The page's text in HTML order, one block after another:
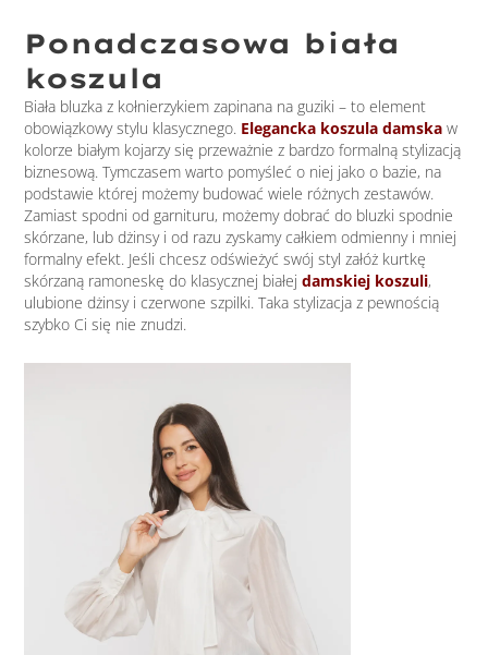
Ponadczasowa biała
koszula
Biała bluzka z kołnierzykiem zapinana na guziki – to element
obowiązkowy stylu klasycznego. Elegancka koszula damska w
kolorze białym kojarzy się przeważnie z bardzo formalną stylizacją
biznesową. Tymczasem warto pomyśleć o niej jako o bazie, na
podstawie której możemy budować wiele różnych zestawów.
Zamiast spodni od garnituru, możemy dobrać do bluzki spodnie
skórzane, lub dżinsy i od razu zyskamy całkiem odmienny i mniej
formalny efekt. Jeśli chcesz odświeżyć swój styl załóż kurtkę
skórzaną ramoneskę do klasycznej białejdamskiej koszuli,
ulubione dżinsy i czerwone szpilki. Taka stylizacja z pewnością
szybko Ci się nie znudzi.